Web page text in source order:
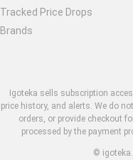
Tracked Price Drops
Brands
Igoteka sells subscription
price history, and alerts. We do
orders, or provide checkout
processed by the payment
©